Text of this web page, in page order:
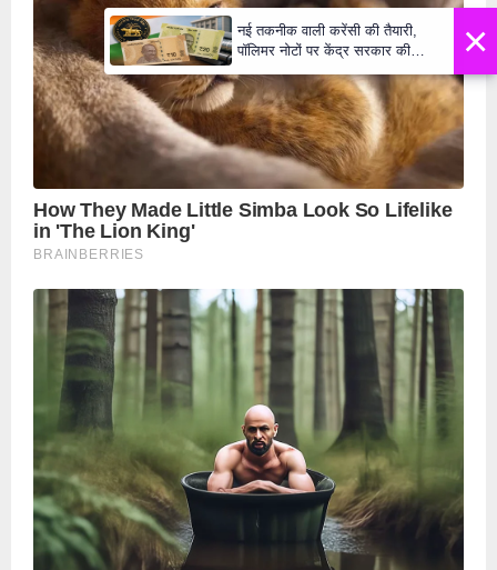
×
नई तकनीक वाली करेंसी की तैयारी,
पॉलिमर नोटों पर केंद्र सरकार की
₹10 और ₹20 के नोट - Daily Lok
Manch PM Modi U